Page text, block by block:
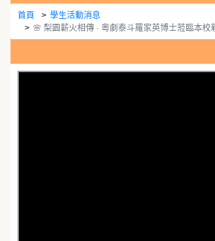
首頁
學生活動消息
🌸 梨園薪火相傳 · 粵劇泰斗羅家英博士蒞臨本校